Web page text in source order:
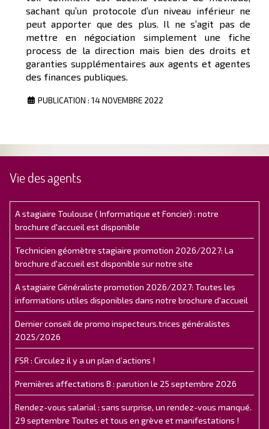
sachant qu’un protocole d’un niveau inférieur ne
peut apporter que des plus. Il ne s’agit pas de
mettre en négociation simplement une fiche
process de la direction mais bien des droits et
garanties supplémentaires aux agents et agentes
des finances publiques.
PUBLICATION : 14 NOVEMBRE 2022
Vie des agents
A stagiaire Toulouse ( Informatique et Foncier) : notre
brochure d'accueil est disponible
Technicien géomètre stagiaire promotion 2026/2027: La
brochure d'accueil est disponible sur notre site
A stagiaire Généraliste promotion 2026/2027: Toutes les
informations utiles disponibles dans notre brochure d'accueil
Dernier conseil de promo inspecteurs.trices généralistes
2025/2026
FSR : Circulez il y a un plan d’actions !
Premières affectations B : parution le 25 septembre 2026
Rendez-vous salarial : sans surprise, un rendez-vous manqué.
29 septembre Toutes et tous en grève et manifestations !